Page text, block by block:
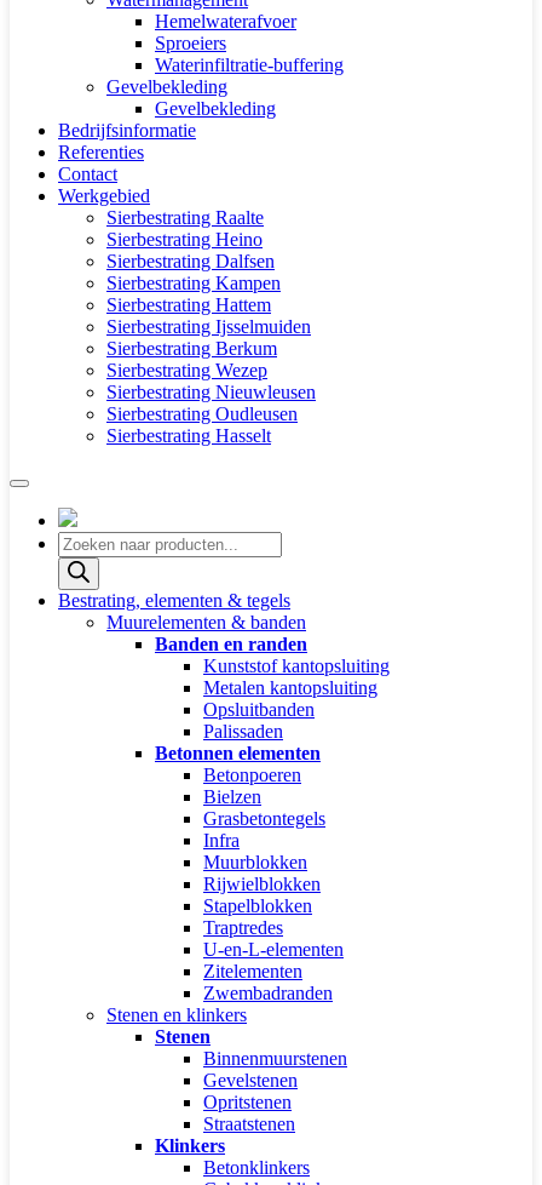
Hemelwaterafvoer
Sproeiers
Waterinfiltratie-buffering
Gevelbekleding
Gevelbekleding
Bedrijfsinformatie
Referenties
Contact
Werkgebied
Sierbestrating Raalte
Sierbestrating Heino
Sierbestrating Dalfsen
Sierbestrating Kampen
Sierbestrating Hattem
Sierbestrating Ijsselmuiden
Sierbestrating Berkum
Sierbestrating Wezep
Sierbestrating Nieuwleusen
Sierbestrating Oudleusen
Sierbestrating Hasselt
Producten
zoeken
Bestrating, elementen & tegels
Muurelementen & banden
Banden en randen
Kunststof kantopsluiting
Metalen kantopsluiting
Opsluitbanden
Palissaden
Betonnen elementen
Betonpoeren
Bielzen
Grasbetontegels
Infra
Muurblokken
Rijwielblokken
Stapelblokken
Traptredes
U-en-L-elementen
Zitelementen
Zwembadranden
Stenen en klinkers
Stenen
Binnenmuurstenen
Gevelstenen
Opritstenen
Straatstenen
Klinkers
Betonklinkers